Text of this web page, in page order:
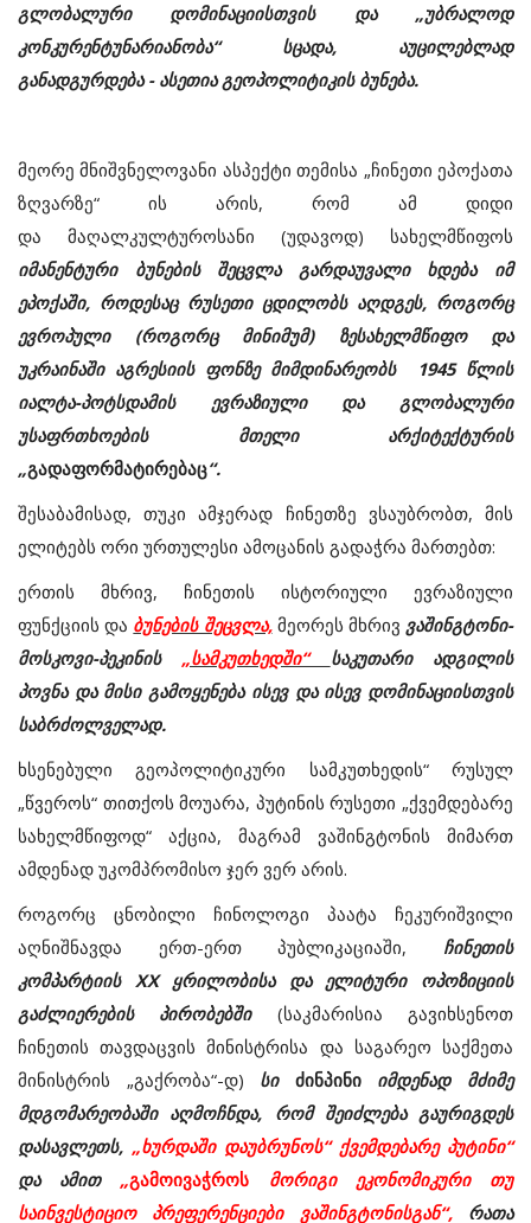
გლობალური დომინაციისთვის და „უბრალოდ
კონკურენტუნარიანობა“ სცადა, აუცილებლად
განადგურდება - ასეთია გეოპოლიტიკის ბუნება.
მეორე მნიშვნელოვანი ასპექტი თემისა „ჩინეთი ეპოქათა
ზღვარზე“ ის არის, რომ ამ დიდი
და მაღალკულტუროსანი (უდავოდ) სახელმწიფოს
იმანენტური ბუნების შეცვლა გარდაუვალი ხდება იმ
ეპოქაში, როდესაც რუსეთი ცდილობს აღდგეს, როგორც
ევროპული (როგორც მინიმუმ) ზესახელმწიფო და
უკრაინაში აგრესიის ფონზე მიმდინარეობს 1945 წლის
იალტა-პოტსდამის ევრაზიული და გლობალური
უსაფრთხოების მთელი არქიტექტურის
„გადაფორმატირებაც“.
შესაბამისად, თუკი ამჯერად ჩინეთზე ვსაუბრობთ, მის
ელიტებს ორი ურთულესი ამოცანის გადაჭრა მართებთ:
ერთის მხრივ, ჩინეთის ისტორიული ევრაზიული
ფუნქციის და ბუნების შეცვლა,მეორეს მხრივვაშინგტონი-
მოსკოვი-პეკინის „სამკუთხედში“ საკუთარი ადგილის
პოვნა და მისი გამოყენება ისევ და ისევ დომინაციისთვის
საბრძოლველად.
ხსენებული გეოპოლიტიკური სამკუთხედის“ რუსულ
„წვეროს“ თითქოს მოუარა, პუტინის რუსეთი „ქვემდებარე
სახელმწიფოდ“ აქცია, მაგრამ ვაშინგტონის მიმართ
ამდენად უკომპრომისო ჯერ ვერ არის.
როგორც ცნობილი ჩინოლოგი პაატა ჩეკურიშვილი
აღნიშნავდა ერთ-ერთ პუბლიკაციაში, ჩინეთის
კომპარტიის XX ყრილობისა და ელიტური ოპოზიციის
გაძლიერების პირობებში(საკმარისია გავიხსენოთ
ჩინეთის თავდაცვის მინისტრისა და საგარეო საქმეთა
მინისტრის „გაქრობა“-დ) სი ძინპინიიმდენად მძიმე
მდგომარეობაში აღმოჩნდა, რომ შეიძლება გაურიგდეს
დასავლეთს, „ხურდაში დაუბრუნოს“ ქვემდებარე პუტინი“
და ამით „გამოივაჭროს მორიგი ეკონომიკური თუ
საინვესტიციო პრეფერენციები ვაშინგტონისგან“,რათა